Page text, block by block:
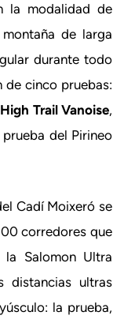
la modalidad de
de larga
durante todo
de cinco pruebas:
High Trail Vanoise,
del Pirineo
Cadí Moixeró se
corredores que
Salomon Ultra
distancias ultras
la prueba,